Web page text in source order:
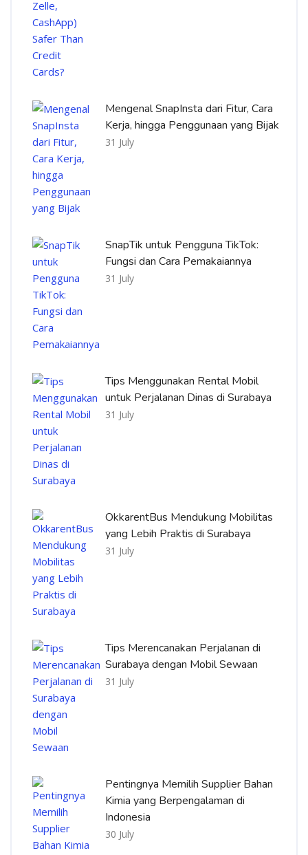
Mengenal SnapInsta dari Fitur, Cara
Kerja, hingga Penggunaan yang Bijak
31 July
SnapTik untuk Pengguna TikTok:
Fungsi dan Cara Pemakaiannya
31 July
Tips Menggunakan Rental Mobil
untuk Perjalanan Dinas di Surabaya
31 July
OkkarentBus Mendukung Mobilitas
yang Lebih Praktis di Surabaya
31 July
Tips Merencanakan Perjalanan di
Surabaya dengan Mobil Sewaan
31 July
Pentingnya Memilih Supplier Bahan
Kimia yang Berpengalaman di
Indonesia
30 July